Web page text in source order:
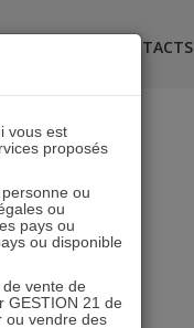
CONTACTS
2018
vous est
proposés
ou
ou
pays ou
ou disponible
vente de
GESTION 21 de
ou vendre des